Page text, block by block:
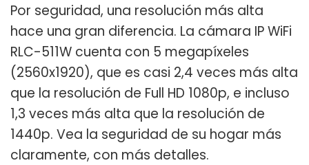
Por seguridad, una resolución más alta
hace una gran diferencia. La cámara IP WiFi
RLC-511W cuenta con 5 megapíxeles
(2560x1920), que es casi 2,4 veces más alta
que la resolución de Full HD 1080p, e incluso
1,3 veces más alta que la resolución de
1440p. Vea la seguridad de su hogar más
claramente, con más detalles.